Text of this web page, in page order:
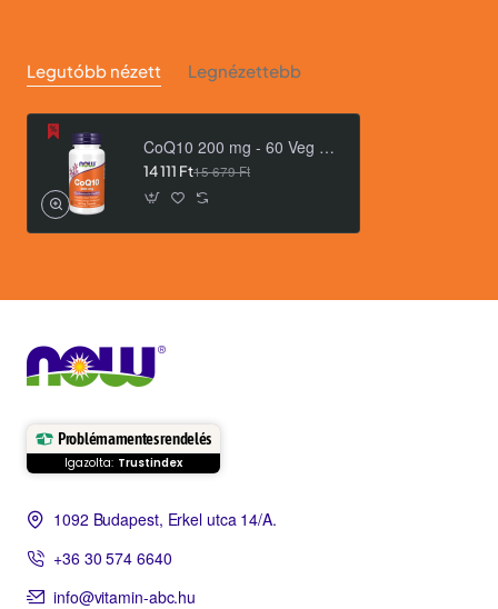
Legutóbb nézett Legnézettebb
CoQ10 200 mg - 60 Veg Capsules
14 111 Ft15 679 Ft
Problémamentes rendelés
Igazolta: Trustindex
1092 Budapest, Erkel utca 14/A.
+36 30 574 6640
info@vitamin-abc.hu